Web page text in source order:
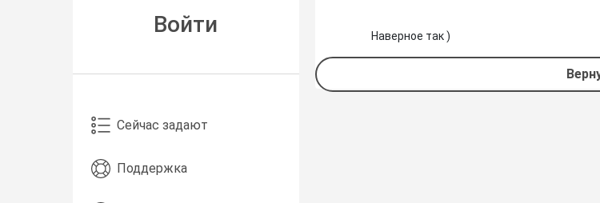
Войти
Сейчас задают
Поддержка
Наверное так )